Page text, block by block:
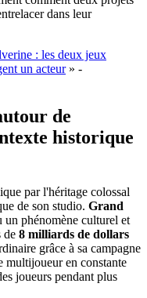
dans leur
: les deux jeux
un acteur» -
de
historique
par l'héritage colossal
de son studio. Grand
un phénomène culturel et
de 8 milliards de dollars
grâce à sa campagne
multijoueur en constante
joueurs pendant plus